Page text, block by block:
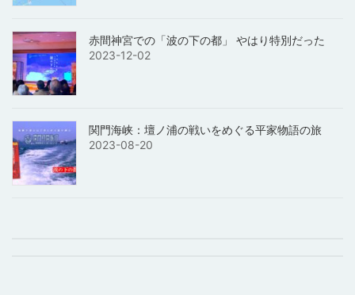
赤間神宮での「波の下の都」 やはり特別だった
2023-12-02
関門海峡：壇ノ浦の戦いをめぐる平家物語の旅
2023-08-20